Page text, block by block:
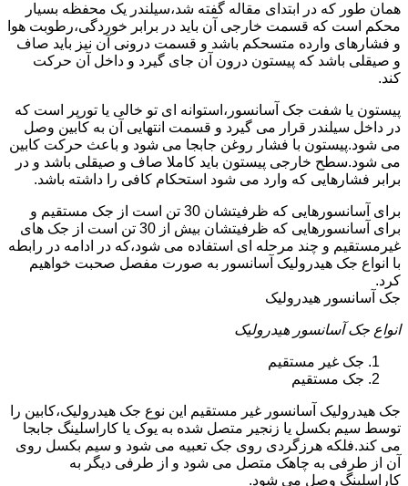
همان طور که در ابتدای مقاله گفته شد،سیلندر یک محفظه بسیار
محکم است که قسمت خارجی آن باید در برابر خوردگی،رطوبت هوا
و فشارهای وارده متسحکم باشد و قسمت درونی آن نیز باید صاف
و صیقلی باشد که پیستون درون آن جای گیرد و داخل آن حرکت
کند.
پیستون یا شفت جک آسانسور،استوانه ای تو خالی یا تورپر است که
در داخل سیلندر قرار می گیرد و قسمت انتهایی آن به کابین وصل
می شود.پیستون با فشار روغن جابجا می شود و باعث حرکت کابین
می شود.سطح خارجی پیستون باید کاملا صاف و صیقلی باشد و در
برابر فشارهایی که وارد می شود استحکام کافی را داشته باشد.
برای آسانسورهایی که ظرفیتشان 30 تن است از جک مستقیم و
برای آسانسورهایی که ظرفیتشان بیش از 30 تن است از جک های
غیرمستقیم و چند مرحله ای استفاده می شود،که در ادامه در رابطه
با انواع جک هیدرولیک آسانسور به صورت مفصل صحبت خواهیم
کرد.
جک آسانسور هیدرولیک
انواع جک آسانسور هیدرولیک
جک غیر مستقیم
جک مستقیم
جک هیدرولیک آسانسور غیر مستقیم این نوع جک هیدرولیک،کابین را
توسط سیم بکسل یا زنجیر متصل شده به یوک یا کاراسلینگ جابجا
می کند.فلکه هرزگردی روی جک تعبیه می شود و سیم بکسل روی
آن از طرفی به چاهک متصل می شود و از طرفی دیگر به
کاراسلینگ وصل می شود.